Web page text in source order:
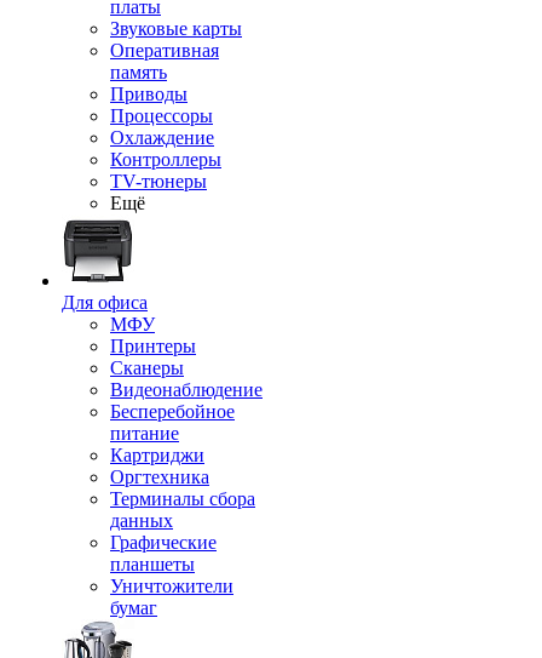
платы
Звуковые карты
Оперативная
память
Приводы
Процессоры
Охлаждение
Контроллеры
TV-тюнеры
Ещё
Для офиса
МФУ
Принтеры
Сканеры
Видеонаблюдение
Бесперебойное
питание
Картриджи
Оргтехника
Терминалы сбора
данных
Графические
планшеты
Уничтожители
бумаг